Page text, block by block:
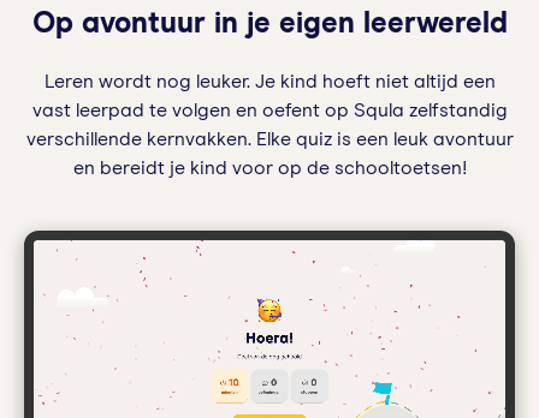
Op avontuur in je eigen leerwereld
Leren wordt nog leuker. Je kind hoeft niet altijd een
vast leerpad te volgen en oefent op Squla zelfstandig
verschillende kernvakken. Elke quiz is een leuk avontuur
en bereidt je kind voor op de schooltoetsen!